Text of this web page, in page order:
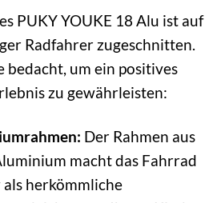
PUKY YOUKE 18 Alu ist auf
Radfahrer zugeschnitten.
bedacht, um ein positives
zu gewährleisten:
Der Rahmen aus
macht das Fahrrad
herkömmliche